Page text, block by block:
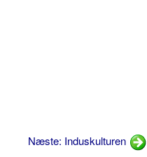
Næste: Induskulturen